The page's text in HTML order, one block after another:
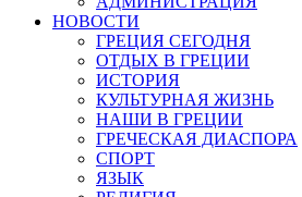
НОВОСТИ
ГРЕЦИЯ СЕГОДНЯ
ОТДЫХ В ГРЕЦИИ
ИСТОРИЯ
КУЛЬТУРНАЯ ЖИЗНЬ
НАШИ В ГРЕЦИИ
ГРЕЧЕСКАЯ ДИАСПОРА
СПОРТ
ЯЗЫК